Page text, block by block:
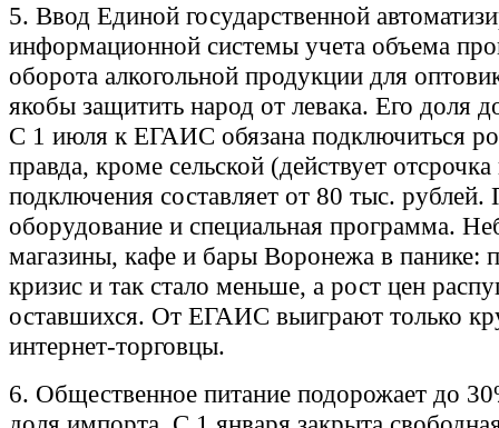
5. Ввод Единой государственной
информационной системы учета объема
оборота алкогольной продукции для
якобы защитить народ от левака. Его доля
С 1 июля к ЕГАИС обязана подключиться
правда, кроме сельской (действует
подключения составляет от 80 тыс.
оборудование и специальная программа.
магазины, кафе и бары Воронежа в панике:
кризис и так стало меньше, а рост цен
оставшихся. От ЕГАИС выиграют только
интернет-торговцы.
6. Общественное питание подорожает до